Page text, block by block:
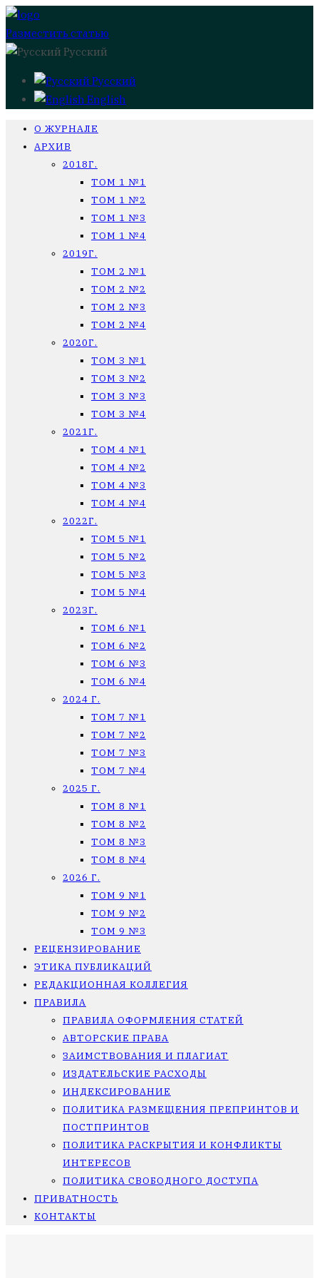
Разместить статью
Русский
Русский
English
О ЖУРНАЛЕ
АРХИВ
2018Г.
ТОМ 1 №1
ТОМ 1 №2
ТОМ 1 №3
ТОМ 1 №4
2019Г.
ТОМ 2 №1
ТОМ 2 №2
ТОМ 2 №3
ТОМ 2 №4
2020Г.
ТОМ 3 №1
ТОМ 3 №2
ТОМ 3 №3
ТОМ 3 №4
2021Г.
ТОМ 4 №1
ТОМ 4 №2
ТОМ 4 №3
ТОМ 4 №4
2022Г.
ТОМ 5 №1
ТОМ 5 №2
ТОМ 5 №3
ТОМ 5 №4
2023Г.
ТОМ 6 №1
ТОМ 6 №2
ТОМ 6 №3
ТОМ 6 №4
2024 Г.
ТОМ 7 №1
ТОМ 7 №2
ТОМ 7 №3
ТОМ 7 №4
2025 Г.
ТОМ 8 №1
ТОМ 8 №2
ТОМ 8 №3
ТОМ 8 №4
2026 Г.
ТОМ 9 №1
ТОМ 9 №2
ТОМ 9 №3
РЕЦЕНЗИРОВАНИЕ
ЭТИКА ПУБЛИКАЦИЙ
РЕДАКЦИОННАЯ КОЛЛЕГИЯ
ПРАВИЛА
ПРАВИЛА ОФОРМЛЕНИЯ СТАТЕЙ
АВТОРСКИЕ ПРАВА
ЗАИМСТВОВАНИЯ И ПЛАГИАТ
ИЗДАТЕЛЬСКИЕ РАСХОДЫ
ИНДЕКСИРОВАНИЕ
ПОЛИТИКА РАЗМЕЩЕНИЯ ПРЕПРИНТОВ И
ПОСТПРИНТОВ
ПОЛИТИКА РАСКРЫТИЯ И КОНФЛИКТЫ
ИНТЕРЕСОВ
ПОЛИТИКА СВОБОДНОГО ДОСТУПА
ПРИВАТНОСТЬ
КОНТАКТЫ